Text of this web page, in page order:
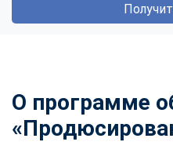
О программе